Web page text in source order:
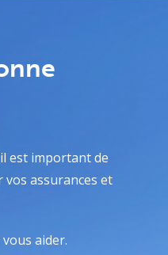
est important de
assurances et
aider.